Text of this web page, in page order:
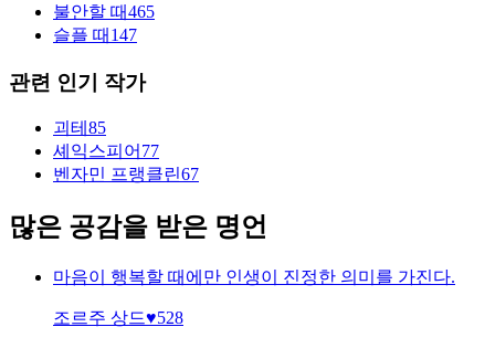
불안할 때465
슬플 때 147
관련 인기 작가
괴테 85
셰익스피어 77
벤자민 프랭클린67
많은 공감을 받은 명언
마음이 행복할 때에만 인생이 진정한 의미를 가진다.
조르주 상드♥528